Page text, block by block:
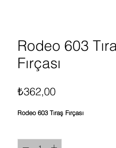
Rodeo 603
Fırçası
₺362,00Fiyat
Rodeo 603 Tıraş Fırçası